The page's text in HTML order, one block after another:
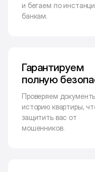
и бегаем по
банкам.
Гарантируем
полную
Проверяем
историю квартиры,
защитить вас от
мошенников.